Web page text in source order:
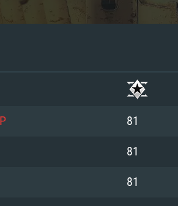
81
81
81